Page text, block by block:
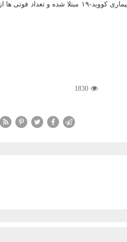
به گزارش کادایف به نقل از ژاپن تودی، طبق تازه ترین آمارها بیش از هفت میلیون نفر در جهان به بیماری کووید-۱۹ مبتلا شده و تعداد فوتی ها از
1830